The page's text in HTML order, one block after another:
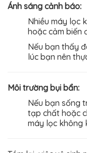
Ánh sáng cảnh báo:
Nhiều máy lọc
hoặc cảm biến
Nếu bạn thấy
lúc bạn nên
Môi trường bụi bẩn:
Nếu bạn sống
tạp chất hoặc
máy lọc không